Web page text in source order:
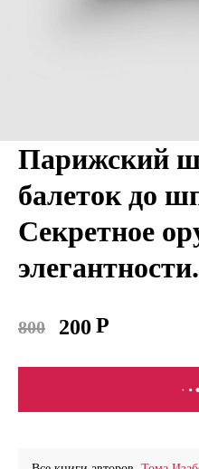
Парижский
балеток до
Секретное
элегантности.
800 200
В